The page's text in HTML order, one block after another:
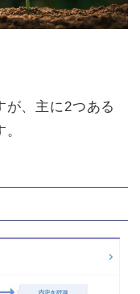
が、主に2つある